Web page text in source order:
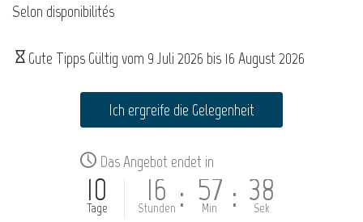
Selon disponibilités
Gute Tipps Gültig vom 9 Juli 2026 bis 16 August 2026
Ich ergreife die Gelegenheit
Das Angebot endet in
10
Tage 16
Stunden : 57
Min : 38
Sek